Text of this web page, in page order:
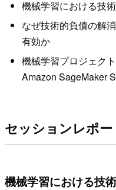
機械学習における技
なぜ技術的負債の解
有効か
機械学習プロジェク
Amazon SageMaker
セッションレポー
機械学習における技